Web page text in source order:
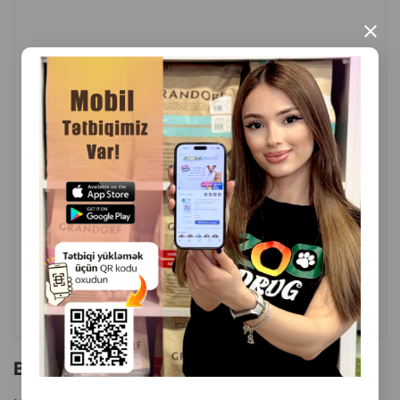
×
( Rəylər)
Çəki Qiymət
Almaq
50.00
ALMAQ
Bu brendin başqa məhsulları